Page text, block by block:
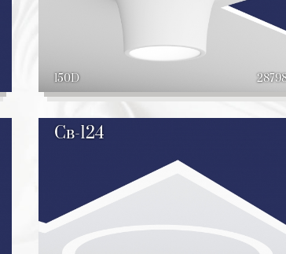
150D
Св-124